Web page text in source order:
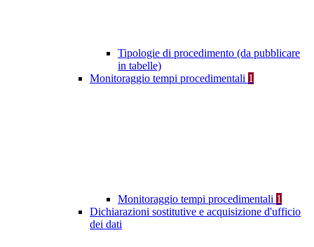
Tipologie di procedimento (da pubblicare
in tabelle)
Monitoraggio tempi procedimentali 1
Monitoraggio tempi procedimentali 1
Dichiarazioni sostitutive e acquisizione d'ufficio
dei dati